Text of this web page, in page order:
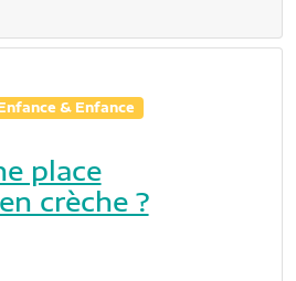
& Enfance
place
crèche ?